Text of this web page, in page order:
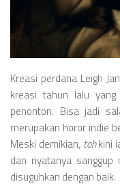
Kreasi perdana Leigh
kreasi tahun lalu
penonton. Bisa jadi
merupakan horor indie
Meski demikian, tohkini
dan nyatanya
disuguhkan dengan baik.